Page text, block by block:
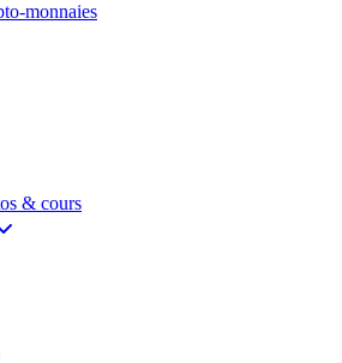
monnaies
& cours